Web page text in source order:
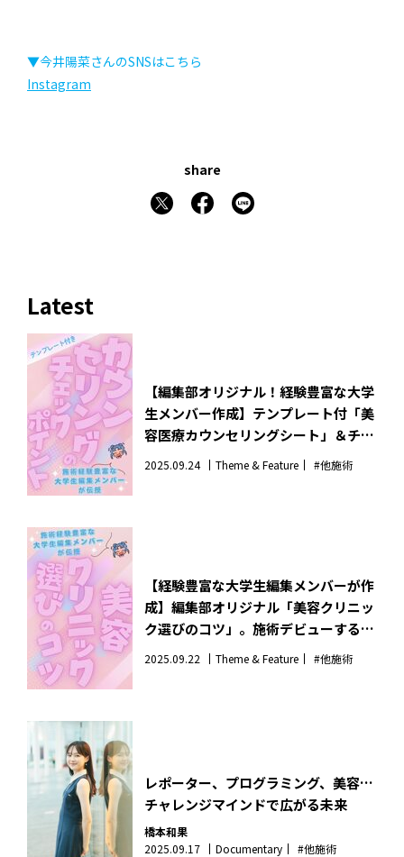
▼今井陽菜さんのSNSはこちら
Instagram
share
Latest
【編集部オリジナル！経験豊富な大学
生メンバー作成】テンプレート付「美
容医療カウンセリングシート」＆チェ
ックポイント。施術不安な人のお守り
2025.09.24 Theme & Feature #他施術
【経験豊富な大学生編集メンバーが作
成】編集部オリジナル「美容クリニッ
ク選びのコツ」。施術デビューする人
みんな見て！
2025.09.22 Theme & Feature #他施術
レポーター、プログラミング、美容…
チャレンジマインドで広がる未来
橋本和果
2025.09.17
Documentary #他施術